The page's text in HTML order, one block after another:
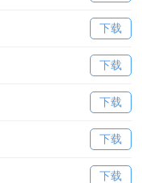
下载
下载
下载
下载
下载